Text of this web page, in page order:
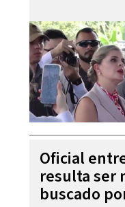
Oficial
resulta ser
buscado